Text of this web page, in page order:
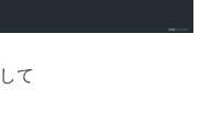
して